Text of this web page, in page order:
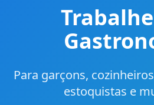
Para garçons,
estoquistas e